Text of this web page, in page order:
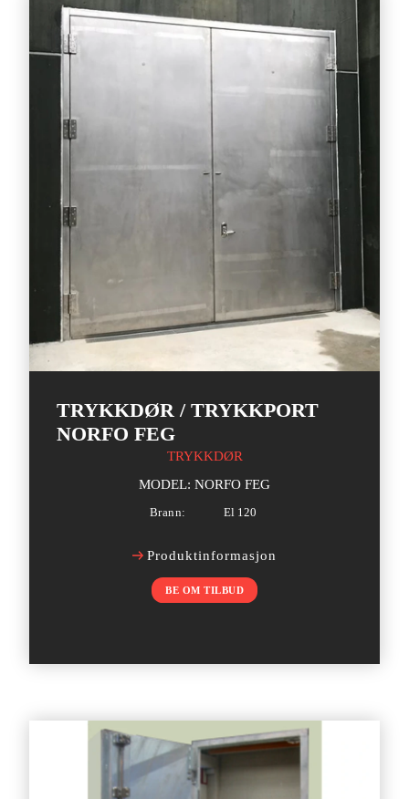
TRYKKDØR / TRYKKPORT
NORFO FEG
TRYKKDØR
MODEL: NORFO FEG
Brann: El 120
Produktinformasjon
BE OM TILBUD